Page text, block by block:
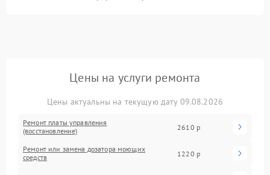
Цены на услуги ремонта
Цены актуальны на текущую дату 09.08.2026
Ремонт платы управления
(восстановление)
2610 р
Ремонт или замена дозатора моющих
средств
1220 р